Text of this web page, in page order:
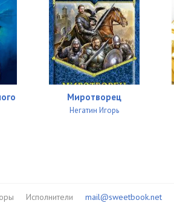
Миротворец
Негатин Игорь
Исполнители mail@sweetbook.net